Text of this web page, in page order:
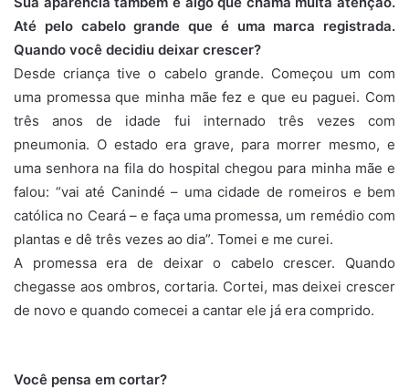
Até pelo cabelo grande que é uma marca registrada.
Quando você decidiu deixar crescer?
Desde criança tive o cabelo grande. Começou um com
uma promessa que minha mãe fez e que eu paguei. Com
três anos de idade fui internado três vezes com
pneumonia. O estado era grave, para morrer mesmo, e
uma senhora na fila do hospital chegou para minha mãe e
falou: “vai até Canindé – uma cidade de romeiros e bem
católica no Ceará – e faça uma promessa, um remédio com
plantas e dê três vezes ao dia”. Tomei e me curei.
A promessa era de deixar o cabelo crescer. Quando
chegasse aos ombros, cortaria. Cortei, mas deixei crescer
de novo e quando comecei a cantar ele já era comprido.
Você pensa em cortar?